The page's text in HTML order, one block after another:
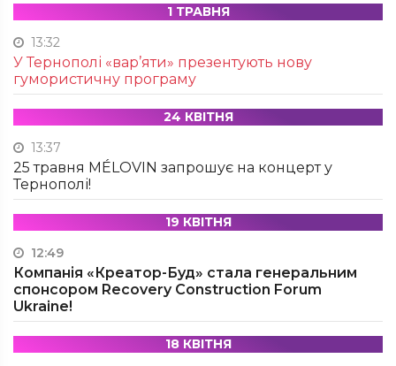
1 ТРАВНЯ
13:32
У Тернополі «вар’яти» презентують нову
гумористичну програму
24 КВІТНЯ
13:37
25 травня MÉLOVIN запрошує на концерт у
Тернополі!
19 КВІТНЯ
12:49
Компанія «Креатор-Буд» стала генеральним
спонсором Recovery Construction Forum
Ukraine!
18 КВІТНЯ